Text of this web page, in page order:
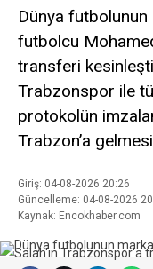
Dünya futbolunun
futbolcu
transferi
Trabzonspor ile
protokolün
Trabzon’a
Giriş: 04-08-2026 20:26
Güncelleme: 04-08-2026
Kaynak: Encokhaber.com